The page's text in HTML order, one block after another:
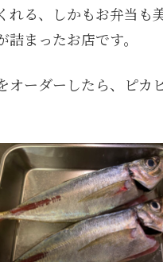
れる、しかもお弁当も
まったお店です。
ーダーしたら、ピカ